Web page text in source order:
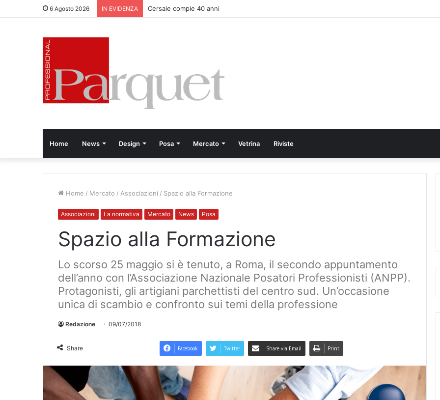
6 Agosto 2026 IN EVIDENZA Cersaie compie 40 anni
Home News Design Posa Mercato Vetrina Riviste
Home / Mercato / Associazioni / Spazio alla Formazione
Associazioni La normativa Mercato News Posa
Spazio alla Formazione
Lo scorso 25 maggio si è tenuto, a Roma, il secondo appuntamento
dell’anno con l’Associazione Nazionale Posatori Professionisti (ANPP).
Protagonisti, gli artigiani parchettisti del centro sud. Un’occasione
unica di scambio e confronto sui temi della professione
Redazione 09/07/2018
Share Facebook Twitter Share via Email Print